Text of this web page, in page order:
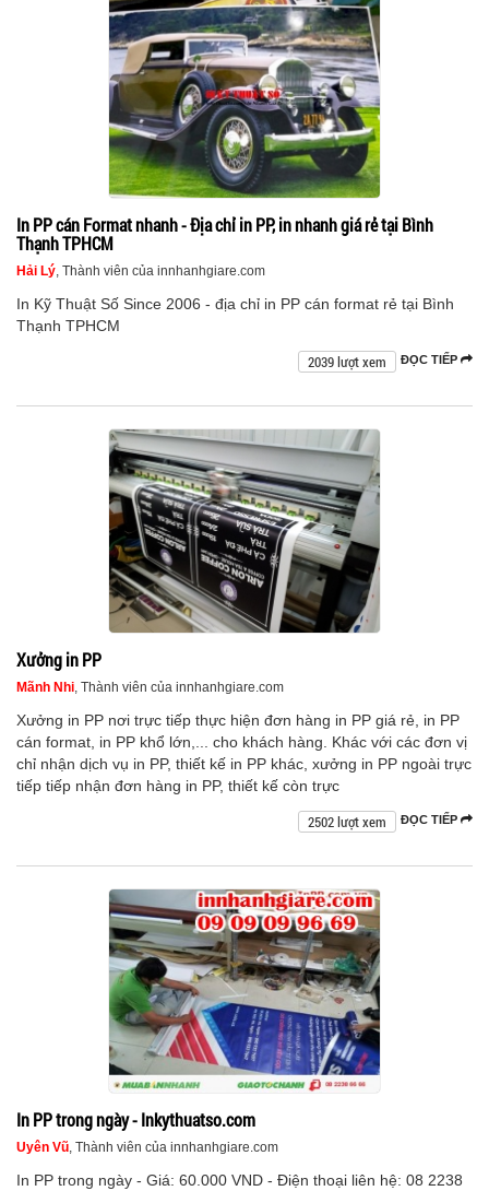
In PP cán Format nhanh - Địa chỉ in PP, in nhanh giá rẻ tại Bình
Thạnh TPHCM
Hải Lý, Thành viên của innhanhgiare.com
In Kỹ Thuật Số Since 2006 - địa chỉ in PP cán format rẻ tại Bình
Thạnh TPHCM
ĐỌC TIẾP
2039 lượt xem
Xưởng in PP
Mãnh Nhi, Thành viên của innhanhgiare.com
Xưởng in PP nơi trực tiếp thực hiện đơn hàng in PP giá rẻ, in PP
cán format, in PP khổ lớn,... cho khách hàng. Khác với các đơn vị
chỉ nhận dịch vụ in PP, thiết kế in PP khác, xưởng in PP ngoài trực
tiếp tiếp nhận đơn hàng in PP, thiết kế còn trực
ĐỌC TIẾP
2502 lượt xem
In PP trong ngày - Inkythuatso.com
Uyên Vũ, Thành viên của innhanhgiare.com
In PP trong ngày - Giá: 60.000 VND - Điện thoại liên hệ: 08 2238